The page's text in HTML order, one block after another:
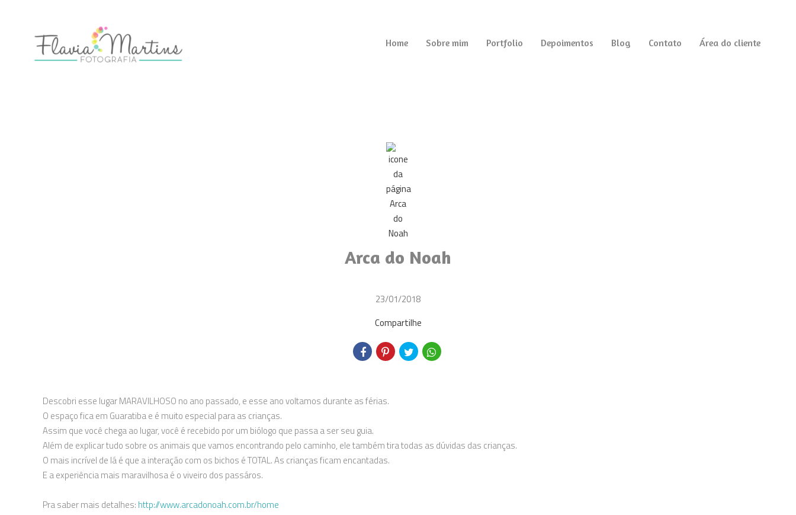
Home Sobre mim Portfolio Depoimentos Blog Contato Área do cliente
Arca do Noah
23/01/2018
Compartilhe
Descobri esse lugar MARAVILHOSO no ano passado, e esse ano voltamos durante as férias.
O espaço fica em Guaratiba e é muito especial para as crianças.
Assim que você chega ao lugar, você é recebido por um biólogo que passa a ser seu guia.
Além de explicar tudo sobre os animais que vamos encontrando pelo caminho, ele também tira todas as dúvidas das crianças.
O mais incrível de lá é que a interação com os bichos é TOTAL. As crianças ficam encantadas.
E a experiência mais maravilhosa é o viveiro dos passáros.
Pra saber mais detalhes: http://www.arcadonoah.com.br/home